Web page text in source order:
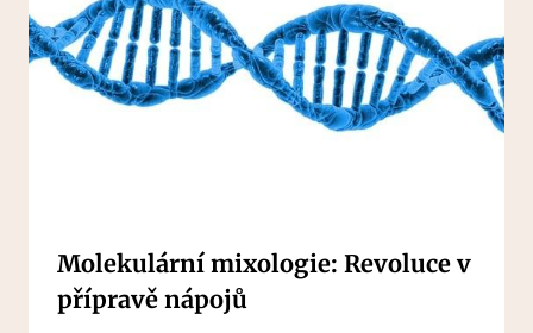
Molekulární mixologie: Revoluce v
přípravě nápojů